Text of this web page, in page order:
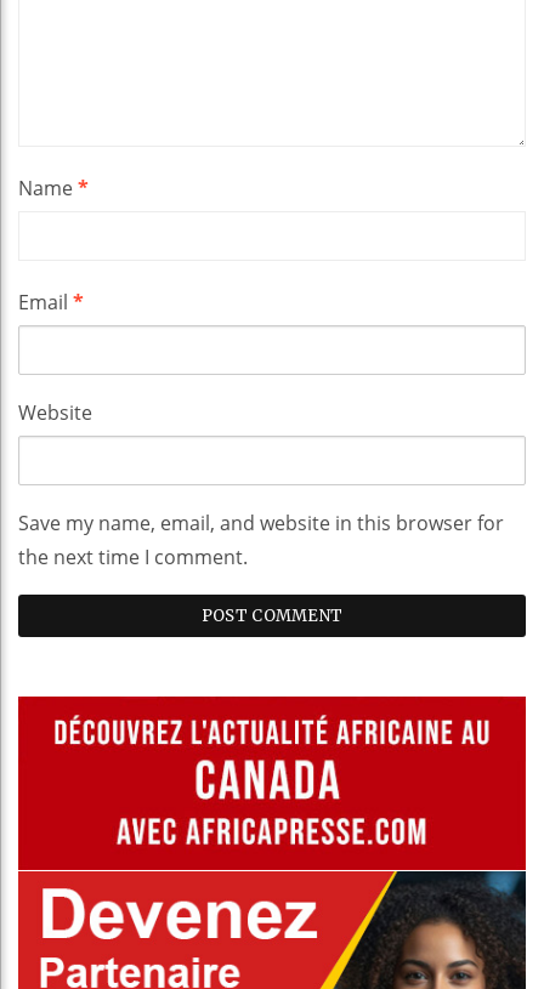
Name*
Email *
Website
Save my name, email, and website in this browser for
the next time I comment.